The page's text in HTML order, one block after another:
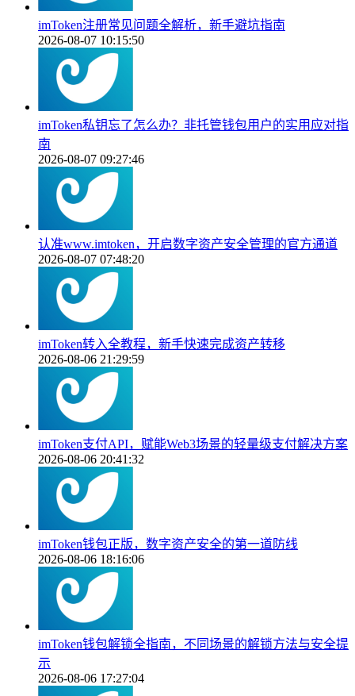
imToken注册常见问题全解析，新手避坑指南
2026-08-07 10:15:50
imToken私钥忘了怎么办？非托管钱包用户的实用应对指
南
2026-08-07 09:27:46
认准www.imtoken，开启数字资产安全管理的官方通道
2026-08-07 07:48:20
imToken转入全教程，新手快速完成资产转移
2026-08-06 21:29:59
imToken支付API，赋能Web3场景的轻量级支付解决方案
2026-08-06 20:41:32
imToken钱包正版，数字资产安全的第一道防线
2026-08-06 18:16:06
imToken钱包解锁全指南，不同场景的解锁方法与安全提
示
2026-08-06 17:27:04